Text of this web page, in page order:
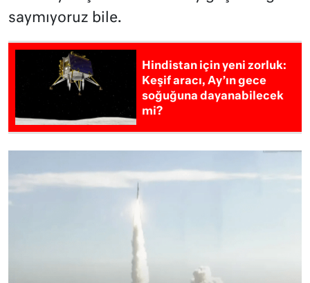
saymıyoruz bile.
Hindistan için yeni zorluk:
Keşif aracı, Ay’ın gece
soğuğuna dayanabilecek
mi?